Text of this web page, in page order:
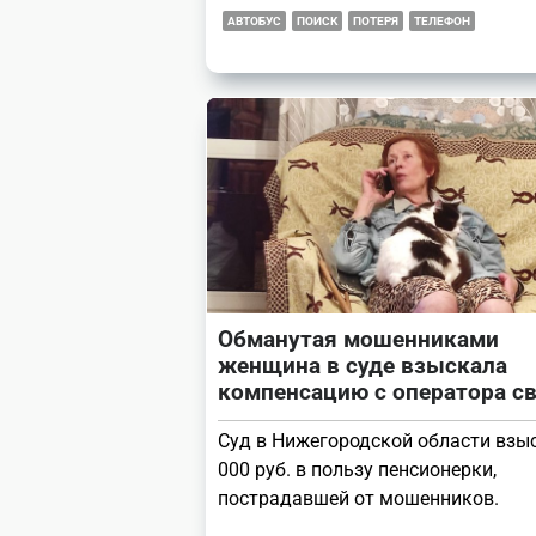
АВТОБУС ПОИСК ПОТЕРЯ ТЕЛЕФОН
Обманутая мошенниками
женщина в суде взыскала
компенсацию с оператора
Суд в Нижегородской области
000 руб. в пользу пенсионерки,
пострадавшей от мошенников.